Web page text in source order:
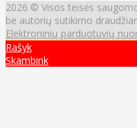
2026 © Visos teisės
be autorių sutikimo
Elektroninių parduotuvių
Rašyk
Skambink